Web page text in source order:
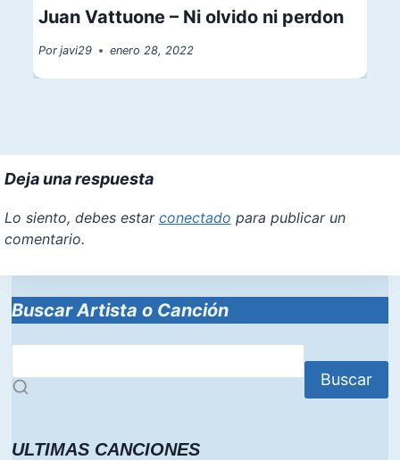
Juan Vattuone – Ni olvido ni perdon
Por javi29 enero 28, 2022
Deja una respuesta
Lo siento, debes estar conectado para publicar un
comentario.
Buscar Artista o Canción
Buscar
ULTIMAS CANCIONES